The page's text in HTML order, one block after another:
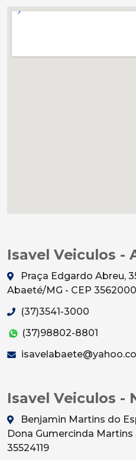
Isavel Veiculos -
Praça Edgardo Abreu,
Abaeté/MG - CEP
(37)3541-3000
(37)98802-8801
Isavel Veiculos -
Benjamin Martins do
Dona Gumercinda Martins
35524119